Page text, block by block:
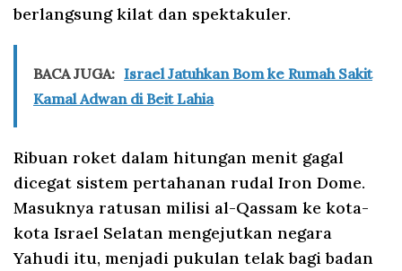
berlangsung kilat dan spektakuler.
BACA JUGA: Israel Jatuhkan Bom ke Rumah Sakit
Kamal Adwan di Beit Lahia
Ribuan roket dalam hitungan menit gagal
dicegat sistem pertahanan rudal Iron Dome.
Masuknya ratusan milisi al-Qassam ke kota-
kota Israel Selatan mengejutkan negara
Yahudi itu, menjadi pukulan telak bagi badan